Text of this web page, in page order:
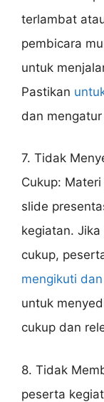
terlambat
pembicara
untuk
Pastikan
dan
7. Tidak
Cukup:
slide
kegiatan.
cukup,
mengikuti
untuk
cukup dan
8. Tidak
peserta